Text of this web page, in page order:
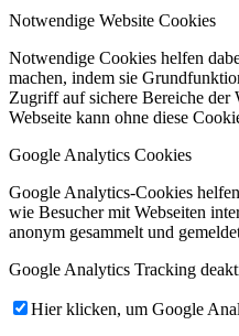
Notwendige Website Cookies
Notwendige Cookies helfen
machen, indem sie
Zugriff auf sichere Bereiche der
Webseite kann ohne diese
Google Analytics Cookies
Google Analytics-Cookies
wie Besucher mit Webseiten
anonym gesammelt und
Google Analytics Tracking
Hier klicken, um Google